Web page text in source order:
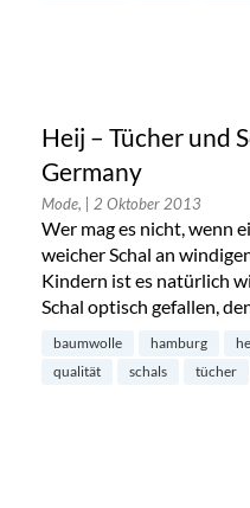
Heij – Tücher und
Germany
Mode, | 2 Oktober 2013
Wer mag es nicht, wenn
weicher Schal an
Kindern ist es natürlich
Schal optisch gefallen,
baumwolle hamburg
qualität
schals tücher